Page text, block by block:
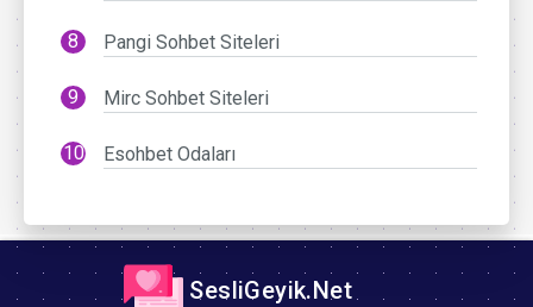
Pangi Sohbet Siteleri
Mirc Sohbet Siteleri
Esohbet Odaları
SesliGeyik.Net